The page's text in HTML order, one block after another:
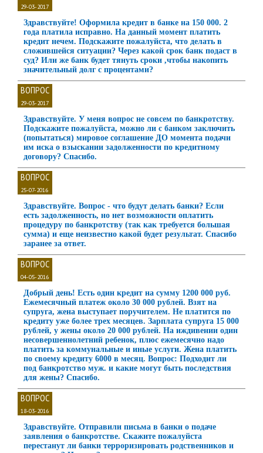
29-03-2017
Здравствуйте! Оформила кредит в банке на 150 000. 2
года платила исправно. На данный момент платить
кредит нечем. Подскажите пожалуйста, что делать в
сложившейся ситуации? Через какой срок банк подаст в
суд? Или же банк будет тянуть сроки ,чтобы накопить
значительный долг с процентами?
ВОПРОС
29-03-2017
Здравствуйте. У меня вопрос не совсем по банкротству.
Подскажите пожалуйста, можно ли с банком заключить
(попытаться) мировое соглашение ДО момента подачи
им иска о взыскании задолженности по кредитному
договору? Спасибо.
ВОПРОС
25-07-2016
Здравствуйте. Вопрос - что будут делать банки? Если
есть задолженность, но нет возможности оплатить
процедуру по банкротству (так как требуется большая
сумма) и еще неизвестно какой будет результат. Спасибо
заранее за ответ.
ВОПРОС
04-05-2016
Добрый день! Есть один кредит на сумму 1200 000 руб.
Ежемесячный платеж около 30 000 рублей. Взят на
супруга, жена выступает поручителем. Не платится по
кредиту уже более трех месяцев. Зарплата супруга 15 000
рублей, у жены около 20 000 рублей. На иждивении один
несовершеннолетний ребенок, плюс ежемесячно надо
платить за коммунальные и иные услуги. Жена платить
по своему кредиту 6000 в месяц. Вопрос: Подходит ли
под банкротство муж. и какие могут быть последствия
для жены? Спасибо.
ВОПРОС
18-03-2016
Здравствуйте. Отправили письма в банки о подаче
заявления о банкротстве. Скажите пожалуйста
перестанут ли банки терроризировать родственников и